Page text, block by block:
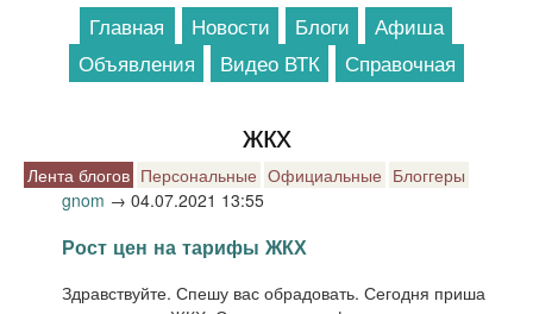
Главная Новости Блоги
Афиша
Объявления
Видео ВТК Справочная
жкх
Лента блогов Персональные Официальные Блоггеры
gnom → 04.07.2021 13:55
Рост цен на тарифы ЖКХ
Здравствуйте. Спешу вас обрадовать. Сегодня приша